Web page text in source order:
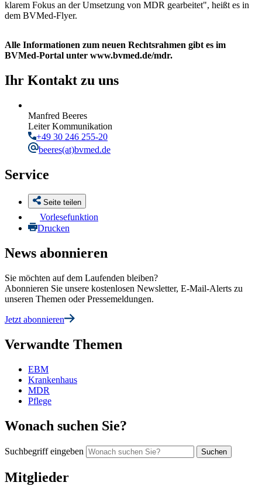
klarem Fokus an der Umsetzung von MDR gearbeitet", heißt es in
dem BVMed-Flyer.
Alle Informationen zum neuen Rechtsrahmen gibt es im
BVMed-Portal unter www.bvmed.de/mdr.
Ihr Kontakt zu uns
Manfred Beeres
Leiter Kommunikation
+49 30 246 255-20
beeres(at)bvmed.de
Service
Seite teilen
Vorlesefunktion
Drucken
News abonnieren
Sie möchten auf dem Laufenden bleiben?
Abonnieren Sie unsere kostenlosen Newsletter, E-Mail-Alerts zu
unseren Themen oder Pressemeldungen.
Jetzt abonnieren
Verwandte Themen
EBM
Krankenhaus
MDR
Pflege
Wonach suchen Sie?
Suchbegriff eingeben
Mitglieder